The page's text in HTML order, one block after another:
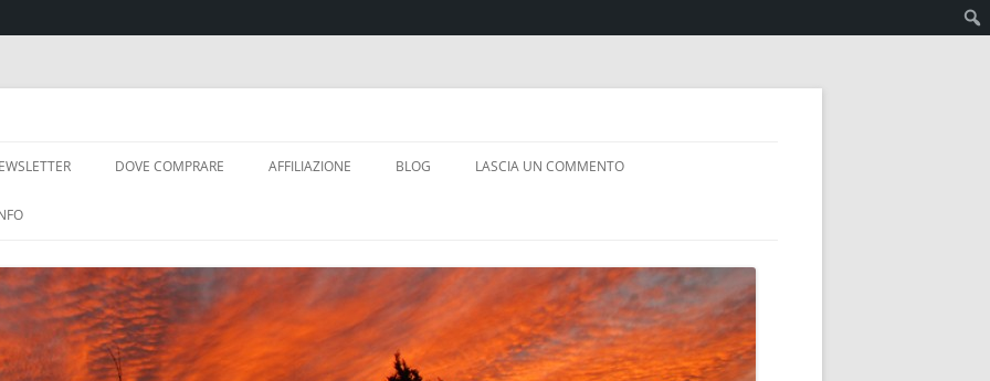
DOVE COMPRARE AFFILIAZIONE BLOG LASCIA UN COMMENTO